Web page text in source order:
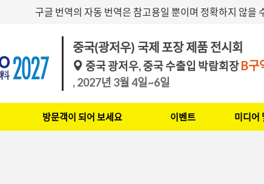
구글 번역의 자동 번역은 참고용일 뿐이며 정확하지 않을
중국(광저우) 국제 포장 제품 전시회
중국 광저우, 중국 수출입 박람회장B구
, 2027년 3월 4일~6일
방문객이 되어 보세요 이벤트 미디어